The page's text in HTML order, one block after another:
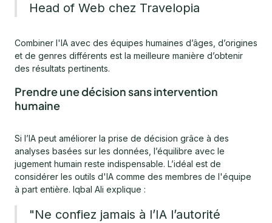
Head of Web chez Travelopia
Combiner l'IA avec des équipes humaines d’âges, d’origines
et de genres différents est la meilleure manière d’obtenir
des résultats pertinents.
Prendre une décision sans intervention
humaine
Si l’IA peut améliorer la prise de décision grâce à des
analyses basées sur les données, l’équilibre avec le
jugement humain reste indispensable. L’idéal est de
considérer les outils d'IA comme des membres de l'équipe
à part entière. Iqbal Ali explique :
"Ne confiez jamais à l’IA l’autorité